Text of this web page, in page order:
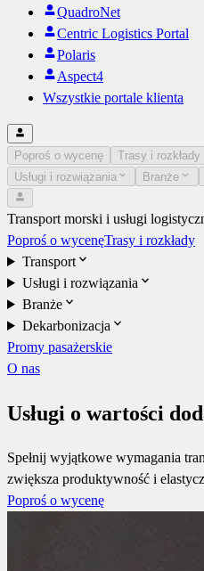
QuadroNet
Centric Logistics Portal
Polaris
Aspect4
Wszystkie portale klienta
Poproś o wycenę Trasy i rozkłady
Usługi i rozwiązania
Branże
Transport morski i usługi
Poproś o wycenęTrasy i rozkłady
Transport
Usługi i rozwiązania
Branże
Dekarbonizacja
Promy pasażerskie
O nas
Usługi o wartości
Spełnij wyjątkowe wymagania
zwiększa produktywność i
Poproś o wycenę